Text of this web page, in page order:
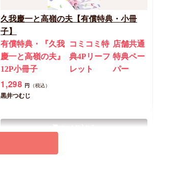
久我慶一と高嶺の夫【有償特典・小冊
子】
有償特典・『久我
慶一と高嶺の夫』
12P小冊子
コミコミ特
典4Pリーフ
レット
店舗共通
特典ペー
パー
1,298 円 （税込）
黒井つむじ